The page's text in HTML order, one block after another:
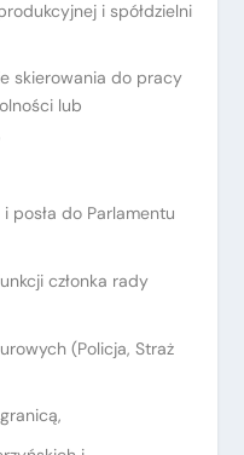
i spółdzielni
skierowania do pracy
lub
posła do Parlamentu
członka rady
(Policja, Straż